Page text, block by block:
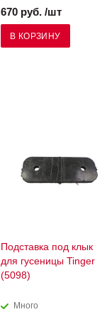
670 руб. /шт
В КОРЗИНУ
Подставка под клык
для гусеницы Tinger
(5098)
Много